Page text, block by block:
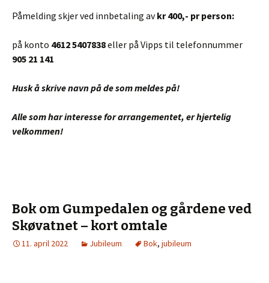
Påmelding skjer ved innbetaling avkr 400,- pr person:
på konto 4612 5407838eller på Vipps til telefonnummer
905 21 141
Husk å skrive navn på de som meldes på!
Alle som har interesse for arrangementet, er hjertelig
velkommen!
Bok om Gumpedalen og gårdene ved
Skøvatnet – kort omtale
11. april 2022 Jubileum Bok, jubileum